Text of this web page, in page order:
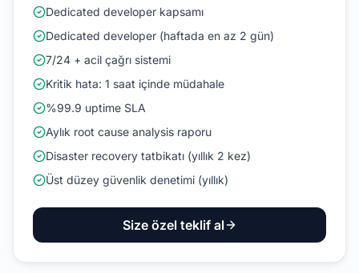
Dedicated developer kapsamı
Dedicated developer (haftada en az 2 gün)
7/24 + acil çağrı sistemi
Kritik hata: 1 saat içinde müdahale
%99.9 uptime SLA
Aylık root cause analysis raporu
Disaster recovery tatbikatı (yıllık 2 kez)
Üst düzey güvenlik denetimi (yıllık)
Size özel teklif al